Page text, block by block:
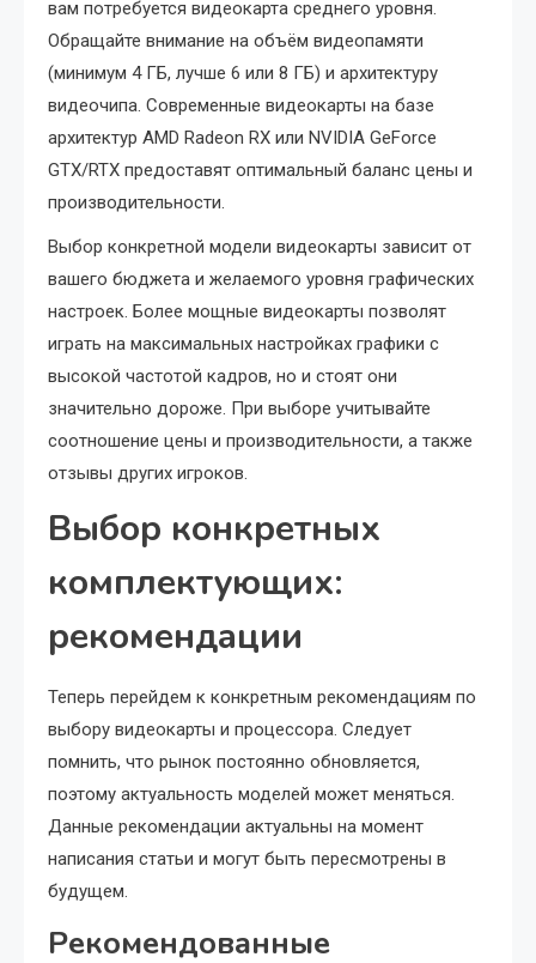
вам потребуется видеокарта среднего уровня.
Обращайте внимание на объём видеопамяти
(минимум 4 ГБ, лучше 6 или 8 ГБ) и архитектуру
видеочипа. Современные видеокарты на базе
архитектур AMD Radeon RX или NVIDIA GeForce
GTX/RTX предоставят оптимальный баланс цены и
производительности.
Выбор конкретной модели видеокарты зависит от
вашего бюджета и желаемого уровня графических
настроек. Более мощные видеокарты позволят
играть на максимальных настройках графики с
высокой частотой кадров, но и стоят они
значительно дороже. При выборе учитывайте
соотношение цены и производительности, а также
отзывы других игроков.
Выбор конкретных
комплектующих:
рекомендации
Теперь перейдем к конкретным рекомендациям по
выбору видеокарты и процессора. Следует
помнить, что рынок постоянно обновляется,
поэтому актуальность моделей может меняться.
Данные рекомендации актуальны на момент
написания статьи и могут быть пересмотрены в
будущем.
Рекомендованные